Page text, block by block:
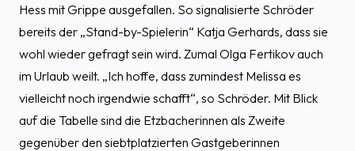
Hess mit Grippe ausgefallen. So signalisierte Schröder
bereits der „Stand-by-Spielerin“ Katja Gerhards, dass sie
wohl wieder gefragt sein wird. Zumal Olga Fertikov auch
im Urlaub weilt. „Ich hoffe, dass zumindest Melissa es
vielleicht noch irgendwie schafft“, so Schröder. Mit Blick
auf die Tabelle sind die Etzbacherinnen als Zweite
gegenüber den siebtplatzierten Gastgeberinnen